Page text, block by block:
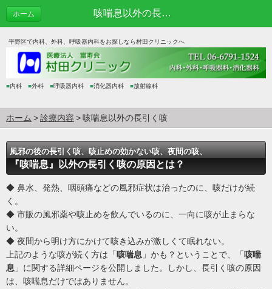
咳喘息以外の長引く咳
ホーム
平野区で内科、外科、呼吸器内科をお探しなら村田クリニックへ
■内科 ■外科 ■呼吸器内科 ■消化器内科 ■放射線科
ホーム 診療内容 咳喘息以外の長引く咳
風邪の後の長引く咳、咳止めの効かない咳、夜間の咳、
『咳喘息』以外の長引く咳の原因とは？
◆ 鼻水、発熱、咽頭痛などの風邪症状は治ったのに、咳だけが続
く。
◆ 市販の風邪薬や咳止めを飲んでいるのに、一向に咳が止まらな
い。
◆ 夜間から明け方にかけて咳き込みが激しくて眠れない。
上記のような咳が続く方は「咳喘息 」かも？ということで、「咳喘
息 」に関する詳細ページを公開しました。しかし、長引く咳の原因
は、咳喘息だけではありません。